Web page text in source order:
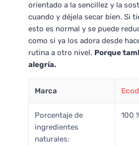
orientado a la sencillez y la
cuando y déjela secar bien. Si
esto es normal y se puede
como si ya los adora desde
rutina a otro nivel. Porque
alegría.
Marca
Porcentaje de
ingredientes
naturales:
100